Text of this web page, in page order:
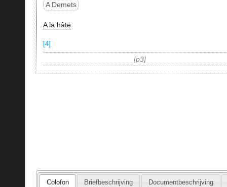
A Demets
A la hâte
[4]
p3
Colofon Briefbeschrijving Documentbeschrijving